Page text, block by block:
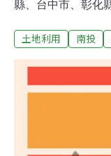
縣、台中市、彰化
線採訪，除大會報
是僅次於花蓮的
地，擁有豐富的林
目前總人口為49萬
土地利用 南投